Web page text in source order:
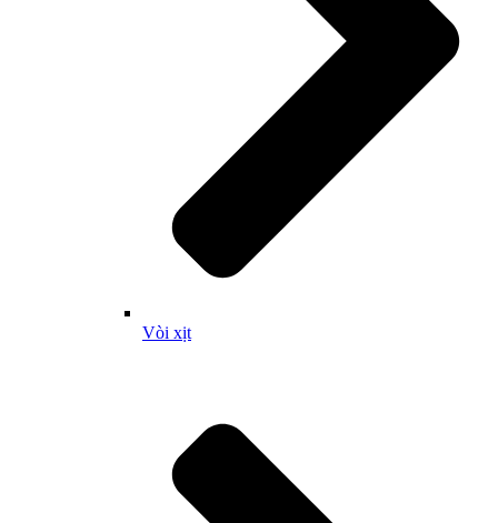
Vòi xịt